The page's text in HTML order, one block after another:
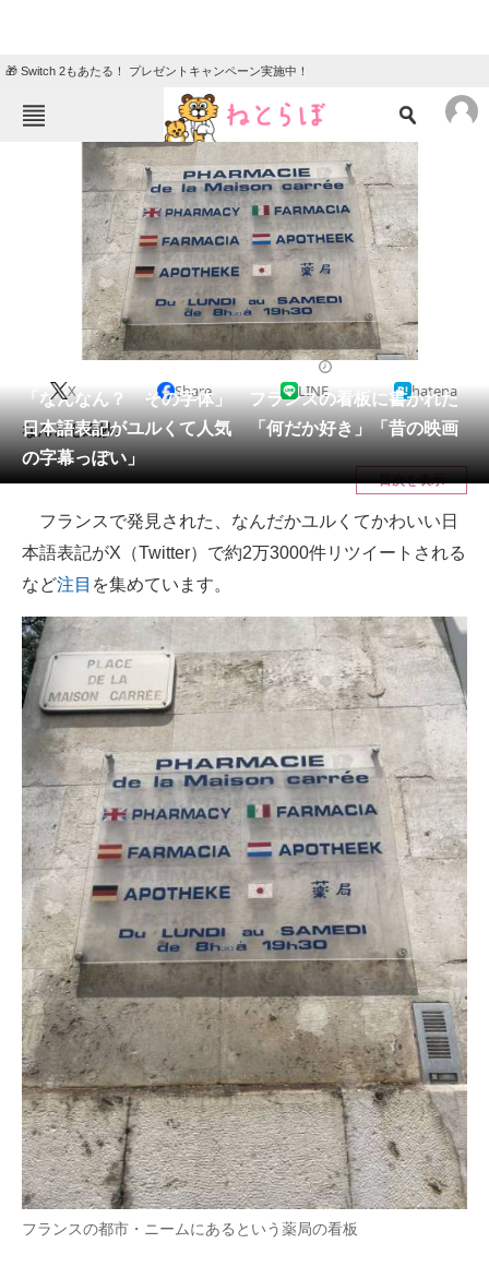
🎁 Switch 2もあたる！ プレゼントキャンペーン実施中！
ねとらぼメニュー
ニュース
クイズ
地域
教育・育児
リサーチ
会員記事
メディア
注目記事を集めた総合ページ
ITの今と未来を見通す
スマホと通信の最新トレンド
進化するPCとデバイスの未来
好きが集まる 比べて選べる
ビジネスと働き方のヒント
AI活用のいまが分かる
企業ITのトレンドを詳説
経営リーダーのコミュニティ
マーケ×ITの今がよく分かる
ITエンジニア向け専門サイト
企業向けIT製品の総合サイト
IT製品の技術・比較・事例
製造業のIT導入・活用を支援
モノづくり技術者専門サイト
エレクトロニクス専門サイト
電子設計の基本と応用
「なんなん？ その字体」 フランスの看板に書かれた
日本語表記がユルくて人気 「何だか好き」「昔の映画
の字幕っぽい」
X Share LINE hatena
なんとも絶妙。
目次を表示
フランスで発見された、なんだかユルくてかわいい日
本語表記がX（Twitter）で約2万3000件リツイートされる
など注目 を集めています。
フランスの都市・ニームにあるという薬局の看板